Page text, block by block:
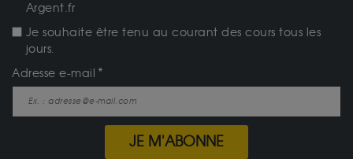
Argent.fr
Je souhaite être tenu au courant des cours tous les
jours.
Adresse e-mail
JE M'ABONNE